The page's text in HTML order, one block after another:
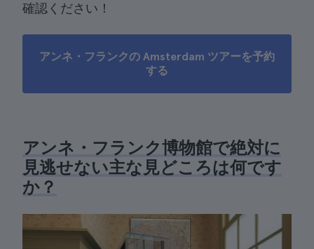
確認ください！
アンネ・フランクの Amsterdam ツアーを予約
する
アンネ・フランク博物館で絶対に
見逃せない主な見どころは何です
か？